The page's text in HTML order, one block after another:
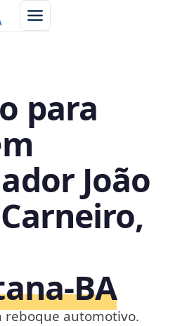
para
João
reboque automotivo.